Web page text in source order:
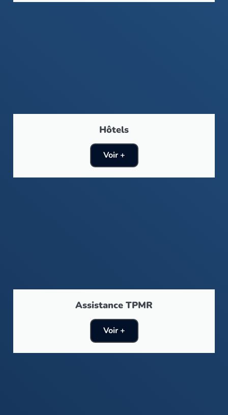
Hôtels
Voir +
Assistance TPMR
Voir +